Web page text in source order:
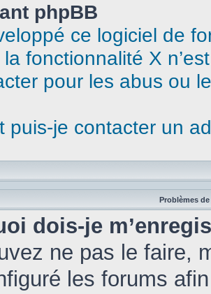
phpBB
ce logiciel de
fonctionnalité X
pour les abus ou
puis-je contacter un
Problèmes
dois-je
ne pas le faire,
les forums